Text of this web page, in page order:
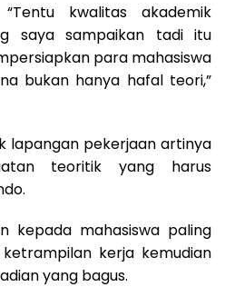
kwalitas akademik
saya sampaikan tadi itu
para mahasiswa
bukan hanya hafal teori,”
lapangan pekerjaan artinya
teoritik yang harus
kepada mahasiswa paling
kerja kemudian
yang bagus.